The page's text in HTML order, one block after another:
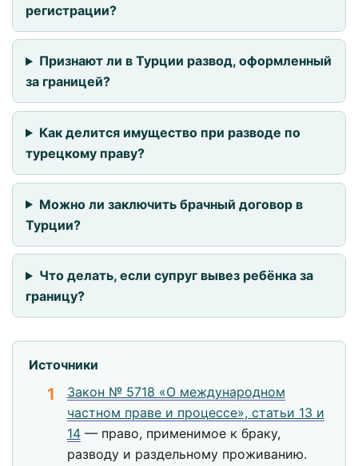
регистрации?
Признают ли в Турции развод, оформленный
за границей?
Как делится имущество при разводе по
турецкому праву?
Можно ли заключить брачный договор в
Турции?
Что делать, если супруг вывез ребёнка за
границу?
Источники
Закон № 5718 «О международном
частном праве и процессе», статьи 13 и
14— право, применимое к браку,
разводу и раздельному проживанию.